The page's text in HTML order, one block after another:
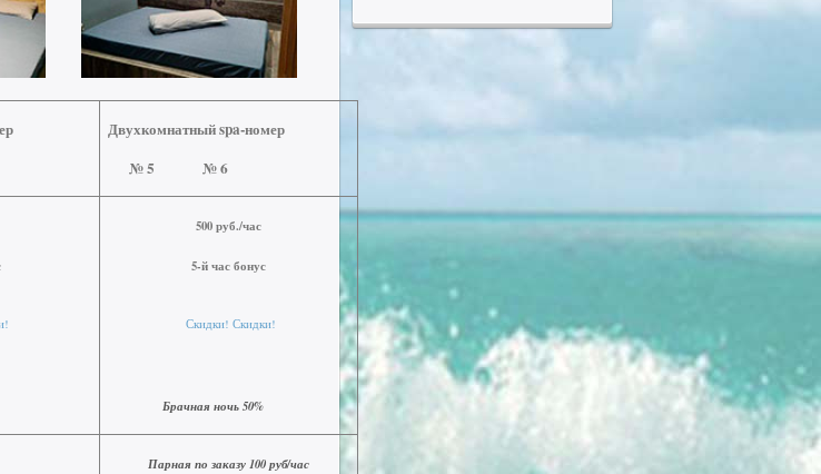
Двухкомнатный spa-номер
№ 5 № 6
500 руб./час
5-й час бонус
Скидки! Скидки!
Брачная ночь 50%
Парная по заказу 100 руб/час